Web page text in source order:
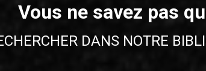
Vous ne savez pas
DANS NOTRE